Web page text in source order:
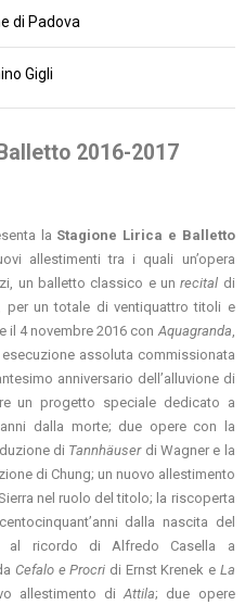
di Padova
Gigli
2016-2017
la Stagione Lirica e Balletto
allestimenti tra i quali un’opera
un balletto classico e unrecital di
per un totale di ventiquattro titoli e
il 4 novembre 2016 conAquagranda,
assoluta commissionata
anniversario dell’alluvione di
un progetto speciale dedicato a
dalla morte; due opere con la
di Tannhäuserdi Wagner e la
di Chung; un nuovo allestimento
nel ruolo del titolo; la riscoperta
dalla nascita del
al ricordo di Alfredo Casella a
Cefalo e Procri di Ernst Krenek e La
allestimento diAttila; due opere